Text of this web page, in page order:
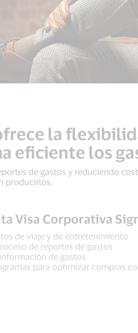
la
eficiente los
de gastos y reduciendo
producirlos.
Visa Corporativa
de viaje y de entretenimiento
de reportes de gastos
de gastos
para optimizar compras